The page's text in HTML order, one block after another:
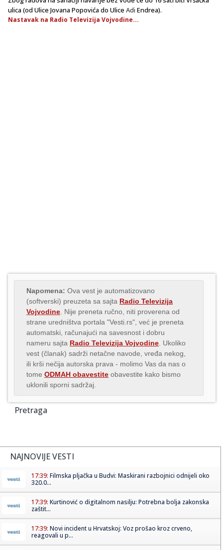
ulica (od Ulice Jovana Popovića do Ulice Adi Endrea).
Nastavak na Radio Televizija Vojvodine...
Napomena: Ova vest je automatizovano
(softverski) preuzeta sa sajta Radio Televizija
Vojvodine . Nije preneta ručno, niti proverena od
strane uredništva portala "Vesti.rs", već je preneta
automatski, računajući na savesnost i dobru
nameru sajta Radio Televizija Vojvodine . Ukoliko
vest (članak) sadrži netačne navode, vređa nekog,
ili krši nečija autorska prava - molimo Vas da nas o
tome ODMAH obavestite obavestite kako bismo
uklonili sporni sadržaj.
Pretraga
NAJNOVIJE VESTI
17:39: Filmska pljačka u Budvi: Maskirani razbojnici odnijeli oko
320.0...
17:39: Kurtinović o digitalnom nasilju: Potrebna bolja zakonska
zaštit...
17:39: Novi incident u Hrvatskoj: Voz prošao kroz crveno,
reagovali u p...